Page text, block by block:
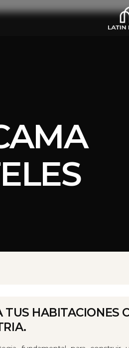
TUS HABITACIONES